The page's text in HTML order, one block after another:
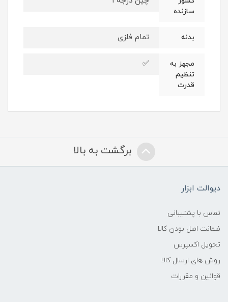
سازنده
بدنه تمام فلزی
مجهز به
تنظیم
قدرت
✅
برگشت به بالا
دیوالت ابزار
تماس با پشتیبانی
ضمانت اصل بودن کالا
تحویل اکسپرس
روش های ارسال کالا
قوانین و مقررات